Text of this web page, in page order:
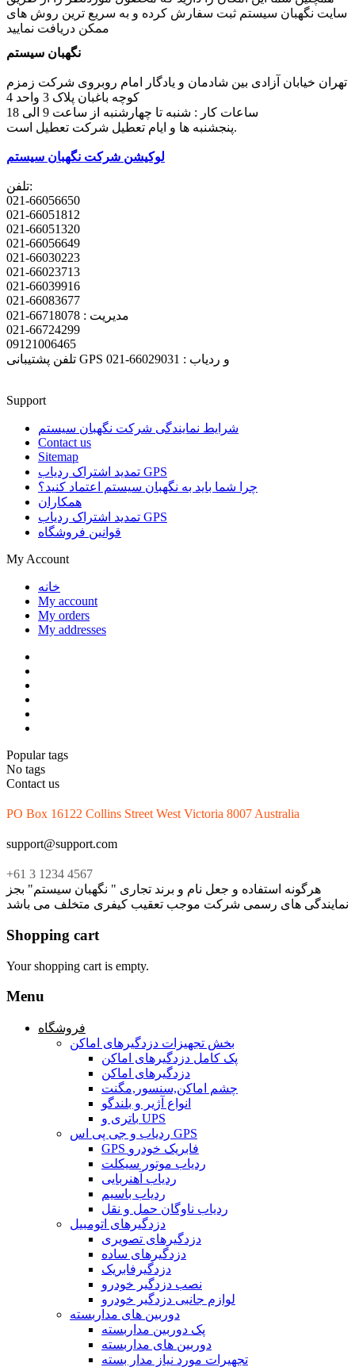
سایت نگهبان سیستم ثبت سفارش کرده و به سریع ترین روش های
ممکن دریافت نمایید
نگهبان سیستم
تهران خیابان آزادی بین شادمان و یادگار امام روبروی شرکت زمزم
کوچه باغبان پلاک 3 واحد 4
پنجشنبه ها و ایام تعطیل شرکت تعطیل است.
لوکیشن شرکت نگهبان سیستم
تلفن:
021-66056650
021-66051812
021-66051320
021-66056649
021-66030223
021-66023713
021-66039916
021-66083677
مدیریت : 66718078-021
021-66724299
09121006465
تلفن پشتیبانی GPS و ردیاب : 66029031-021
Support
شرایط نمایندگی شرکت نگهبان سیستم
Contact us
Sitemap
تمدید اشتراک ردیاب GPS
چرا شما باید به نگهبان سیستم اعتماد کنید؟
همکاران
تمدید اشتراک ردیاب GPS
قوانین فروشگاه
My Account
خانه
My account
My orders
My addresses
Popular tags
No tags
Contact us
PO Box 16122 Collins Street West Victoria 8007 Australia
support@support.com
+61 3 1234 4567
هرگونه استفاده و جعل نام و برند تجاری " نگهبان سیستم" بجز
نمایندگی های رسمی شرکت موجب تعقیب کیفری متخلف می باشد
Shopping cart
Your shopping cart is empty.
Menu
فروشگاه
بخش تجهیزات دزدگیرهای اماکن
پک کامل دزدگیرهای اماکن
دزدگیرهای اماکن
چشم اماکن,سنسور,مگنت
انواع آژیر و بلندگو
باتری و UPS
ردیاب و جی پی اس GPS
GPS فابریک خودرو
ردیاب موتور سیکلت
ردیاب آهنربایی
ردیاب باسیم
ردیاب ناوگان حمل و نقل
دزدگیرهای اتومبیل
دزدگیرهای تصویری
دزدگیرهای ساده
دزدگیرفابریک
نصب دزدگیر خودرو
لوازم جانبی دزدگیر خودرو
دوربین های مداربسته
پک دوربین مداربسته
دوربین های مداربسته
تجهیرات مورد نیاز مدار بسته